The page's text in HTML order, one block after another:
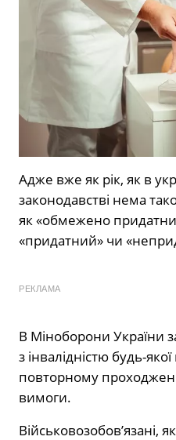
Адже вже як рік, як в
законодавстві нема
як «обмежено
«придатний» чи
РЕКЛАМА
В Міноборони України
з інвалідністю будь-
повторному
вимоги.
Військовозобов’язані,